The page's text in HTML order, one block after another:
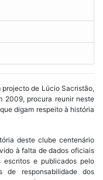
projecto de Lúcio Sacristão,
2009, procura reunir neste
digam respeito à história
deste clube centenário
à falta de dados oficiais
escritos e publicados pelo
responsabilidade dos